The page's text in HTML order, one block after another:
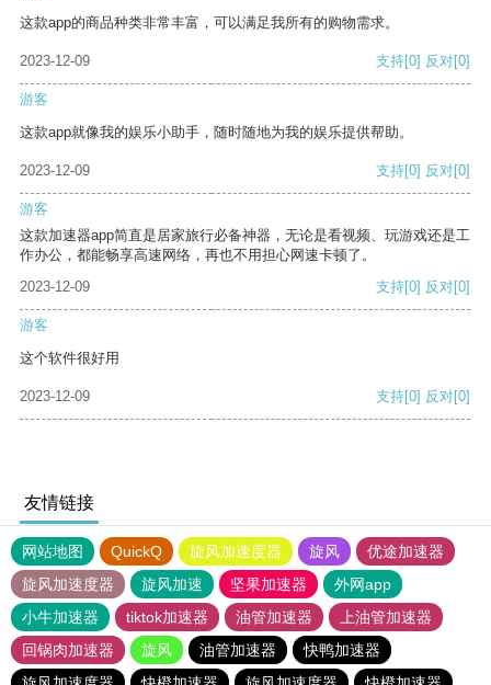
这款app的商品种类非常丰富，可以满足我所有的购物需求。
2023-12-09 支持[0] 反对[0]
游客
这款app就像我的娱乐小助手，随时随地为我的娱乐提供帮助。
2023-12-09 支持[0] 反对[0]
游客
这款加速器app简直是居家旅行必备神器，无论是看视频、玩游戏还是工
作办公，都能畅享高速网络，再也不用担心网速卡顿了。
2023-12-09
支持[0] 反对[0]
游客
这个软件很好用
2023-12-09 支持[0] 反对[0]
友情链接
网站地图 QuickQ 旋风加速度器 旋风
优途加速器
旋风加速度器
旋风加速 坚果加速器
外网app
小牛加速器
tiktok加速器 油管加速器
上油管加速器
回锅肉加速器
旋风 油管加速器
快鸭加速器